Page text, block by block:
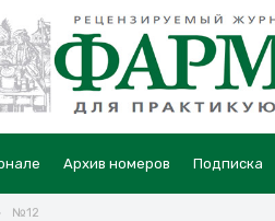
Архив номеров Подписка
№12